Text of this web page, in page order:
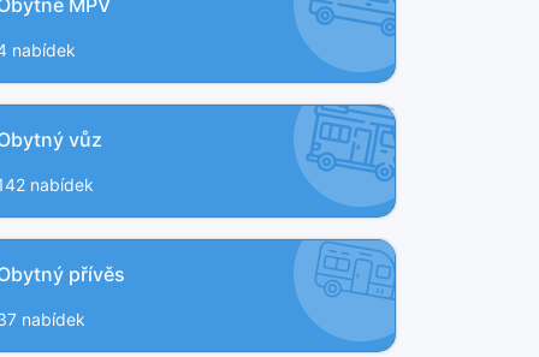
MPV
nabídek
vůz
nabídek
přívěs
nabídek